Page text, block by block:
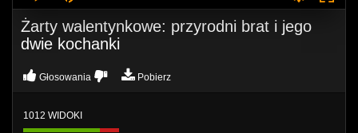
Żarty walentynkowe: przyrodni brat i jego
dwie kochanki
Głosowania Pobierz
1012 WIDOKI